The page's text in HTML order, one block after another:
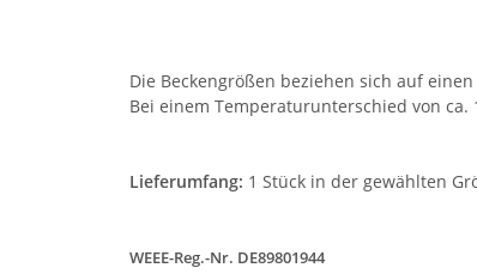
Die Beckengrößen beziehen sich auf
Bei einem Temperaturunterschied von
Lieferumfang: 1 Stück in der gewählten
WEEE-Reg.-Nr. DE89801944